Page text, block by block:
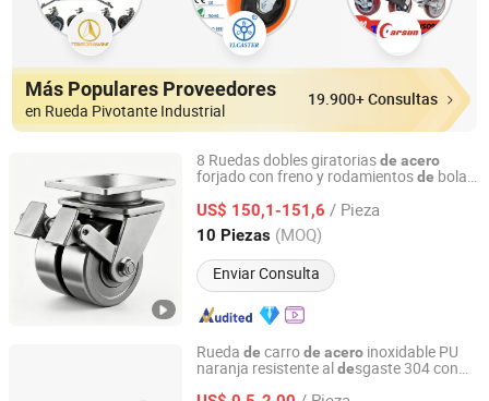
Más Populares Proveedores
en Rueda Pivotante Industrial
19.900+ Consultas
8 Ruedas dobles giratoriasde acero
forjado con freno y rodamientosde bolas
US$ 150,1-151,6 / Pieza
10 Piezas (MOQ)
Enviar Consulta
Ningbo Mywin Caster Co., Ltd.
Zhejiang, China Desde 2017
Rueda de carrode acero inoxidable PU
naranja resistente aldesgaste 304 con
Huanda Vehicle (Qingdao) Co., Ltd.